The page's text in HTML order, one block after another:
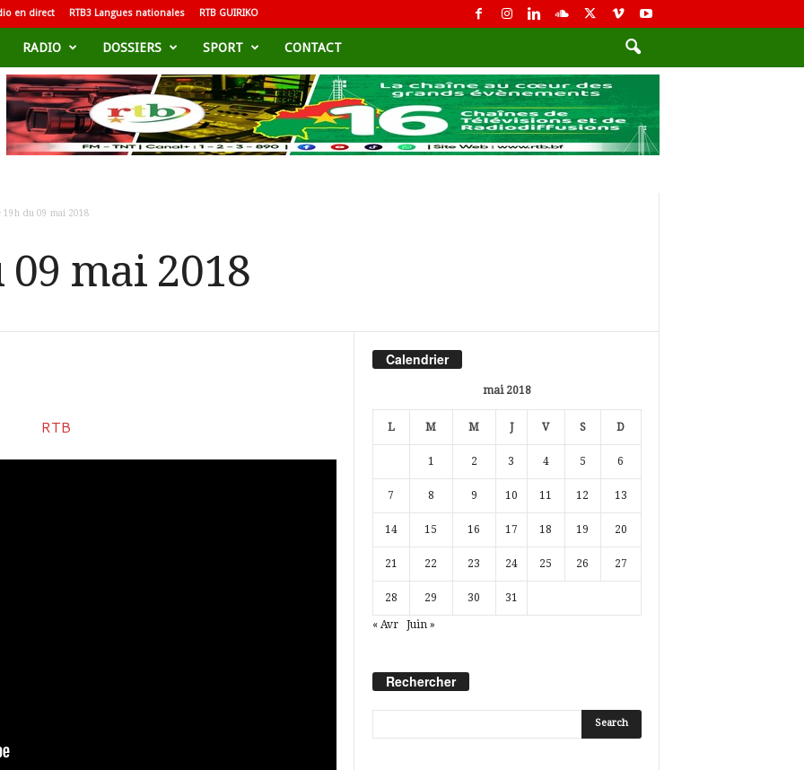
en direct RTB3 Langues nationales RTB GUIRIKO
RADIO DOSSIERS SPORT CONTACT
19h du 09 mai 2018
09 mai 2018
Calendrier
mai 2018
L M M J V S D
1 2 3 4 5 6
7 8 9 10 11 12 13
14 15 16 17 18 19 20
21 22 23 24 25 26 27
28 29 30 31
« Avr Juin »
Rechercher